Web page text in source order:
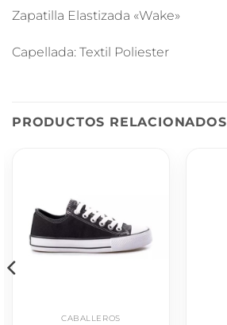
Zapatilla Elastizada «Wake»
Capellada: Textil Poliester
PRODUCTOS RELACIONADOS
CABALLEROS